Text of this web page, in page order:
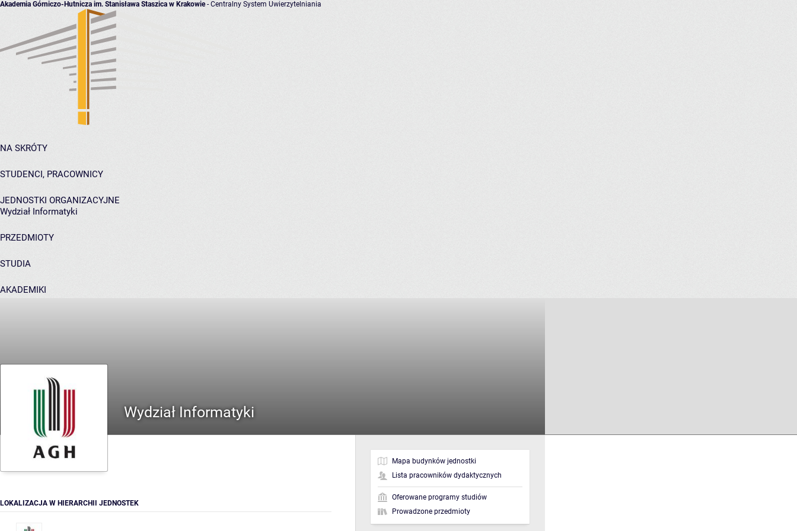
Akademia Górniczo-Hutnicza im. Stanisława Staszica w Krakowie- Centralny System Uwierzytelniania
NA SKRÓTY
STUDENCI, PRACOWNICY
JEDNOSTKI ORGANIZACYJNE
Wydział Informatyki
PRZEDMIOTY
STUDIA
AKADEMIKI
Wydział Informatyki
LOKALIZACJA W HIERARCHII JEDNOSTEK
Mapa budynków jednostki
Lista pracowników dydaktycznych
Oferowane programy studiów
Prowadzone przedmioty